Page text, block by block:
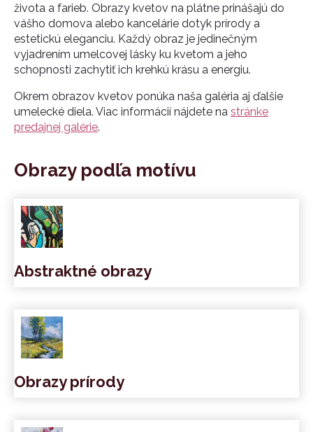
života a farieb. Obrazy kvetov na plátne prinášajú do
vášho domova alebo kancelárie dotyk prírody a
estetickú eleganciu. Každý obraz je jedinečným
vyjadrením umelcovej lásky ku kvetom a jeho
schopnosti zachytiť ich krehkú krásu a energiu.
Okrem obrazov kvetov ponúka naša galéria aj ďalšie
umelecké diela. Viac informácií nájdete na stránke
predajnej galérie.
Obrazy podľa motívu
Abstraktné obrazy
Obrazy prírody